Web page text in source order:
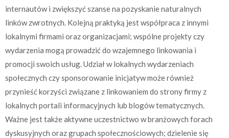
internautów i zwiększyć szanse na pozyskanie naturalnych
linków zwrotnych. Kolejną praktyką jest współpraca z innymi
lokalnymi firmami oraz organizacjami; wspólne projekty czy
wydarzenia mogą prowadzić do wzajemnego linkowania i
promocji swoich usług. Udział w lokalnych wydarzeniach
społecznych czy sponsorowanie inicjatyw może również
przynieść korzyści związane z linkowaniem do strony firmy z
lokalnych portali informacyjnych lub blogów tematycznych.
Ważne jest także aktywne uczestnictwo w branżowych forach
dyskusyjnych oraz grupach społecznościowych; dzielenie się